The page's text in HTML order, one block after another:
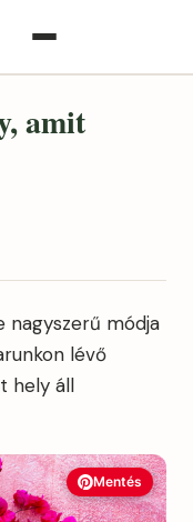
amit
nagyszerű módja
lévő
hely áll
Mentés